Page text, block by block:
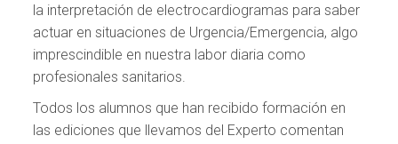
la interpretación de electrocardiogramas para saber
actuar en situaciones de Urgencia/Emergencia, algo
imprescindible en nuestra labor diaria como
profesionales sanitarios.
Todos los alumnos que han recibido formación en
las ediciones que llevamos del Experto comentan